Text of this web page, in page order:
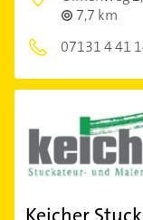
7,7 km
07131 4 41